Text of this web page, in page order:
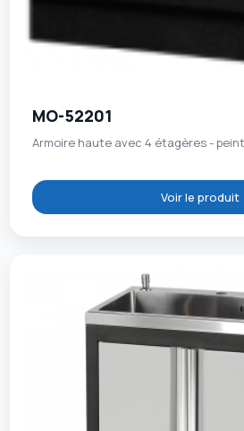
MO-52201
Armoire haute avec 4 étagères -
Voir le produit